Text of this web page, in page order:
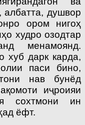
албатта, душвор
ором нигоҳ
худро озодтар
менамоянд.
хуб дарк карда,
паси бино,
нав бунёд
иҷроияи
сохтмони ин
ёфт.